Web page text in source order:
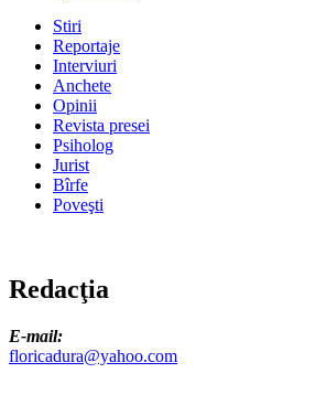
Stiri
Reportaje
Interviuri
Anchete
Opinii
Revista presei
Psiholog
Jurist
Bîrfe
Poveşti
Redacţia
E-mail:
floricadura@yahoo.com